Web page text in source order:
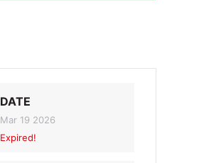
DATE
Mar 19 2026
Expired!